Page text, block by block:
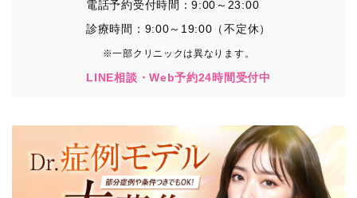
電話予約受付時間：9:00～23:00
診療時間：9:00～19:00（不定休）
※一部クリニックは異なります。
LINE相談・Web予約24時間受付中